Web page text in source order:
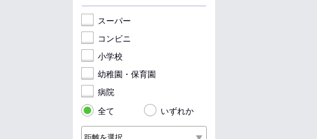
スーパー
コンビニ
小学校
幼稚園・保育園
病院
全て
いずれか